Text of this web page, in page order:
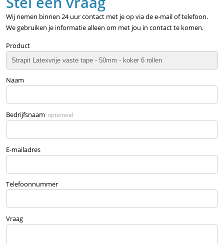
Wij nemen binnen 24 uur contact met je op via de e-mail of telefoon.
We gebruiken je informatie alleen om met jou in contact te komen.
Product
Naam
Bedrijfsnaam optioneel
E-mailadres
Telefoonnummer
Vraag